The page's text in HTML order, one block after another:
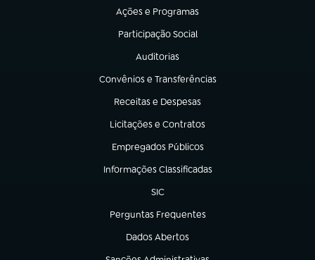
Ações e Programas
(abre em nova aba)
Participação Social
(abre em nova aba)
Auditorias
(abre em nova aba)
Convênios e Transferências
(abre em nova aba)
Receitas e Despesas
(abre em nova aba)
Licitações e Contratos
(abre em nova aba)
Empregados Públicos
(abre em nova aba)
Informações Classificadas
(abre em nova aba)
SIC
(abre em nova aba)
Perguntas Frequentes
(abre em nova aba)
Dados Abertos
(abre em nova aba)